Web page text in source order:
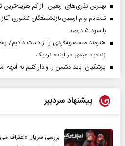
بهترین نذری‌های اربعین | از کم
با سود ۵ درصد
زنده‌یاد عبدی در آینده نزدیک
پزشکیان: باید دشمن را وادار کنیم به آنچه
پیشنهاد سردبیر
بررسی سریال «اعتراف